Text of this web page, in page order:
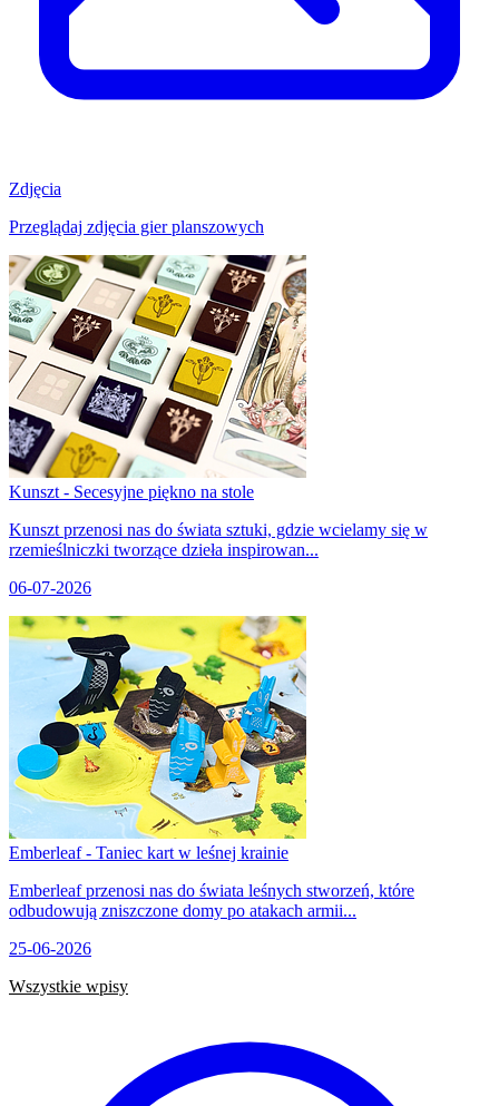
Zdjęcia
Przeglądaj zdjęcia gier planszowych
Kunszt - Secesyjne piękno na stole
Kunszt przenosi nas do świata sztuki, gdzie wcielamy się w
rzemieślniczki tworzące dzieła inspirowan...
06-07-2026
Emberleaf - Taniec kart w leśnej krainie
Emberleaf przenosi nas do świata leśnych stworzeń, które
odbudowują zniszczone domy po atakach armii...
25-06-2026
Wszystkie wpisy